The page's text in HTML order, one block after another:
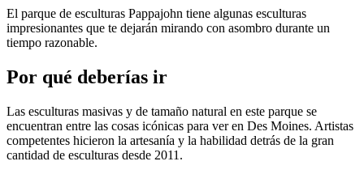
El parque de esculturas Pappajohn tiene algunas esculturas
impresionantes que te dejarán mirando con asombro durante un
tiempo razonable.
Por qué deberías ir
Las esculturas masivas y de tamaño natural en este parque se
encuentran entre las cosas icónicas para ver en Des Moines. Artistas
competentes hicieron la artesanía y la habilidad detrás de la gran
cantidad de esculturas desde 2011.